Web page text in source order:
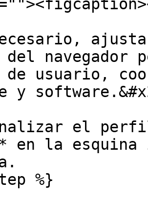
navegador
de usuario,
y
el
en la esquina
%}